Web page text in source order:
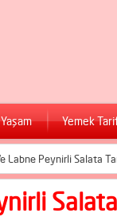
Yaşam Yemek
Labne Peynirli Salata